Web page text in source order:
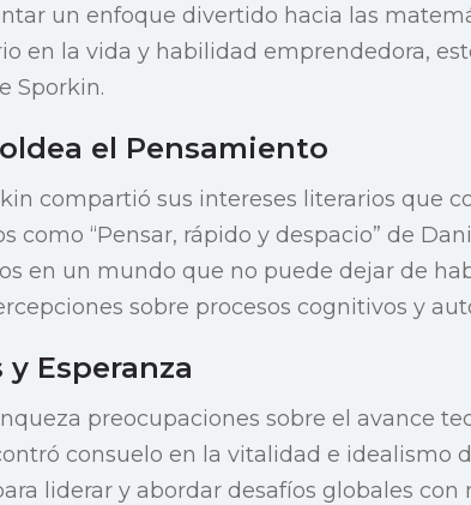
un enfoque divertido hacia las
en la vida y habilidad emprendedora,
Sporkin.
el Pensamiento
compartió sus intereses literarios que
como “Pensar, rápido y despacio” de
en un mundo que no puede dejar de
sobre procesos cognitivos y
Esperanza
preocupaciones sobre el avance
consuelo en la vitalidad e idealismo
liderar y abordar desafíos globales con